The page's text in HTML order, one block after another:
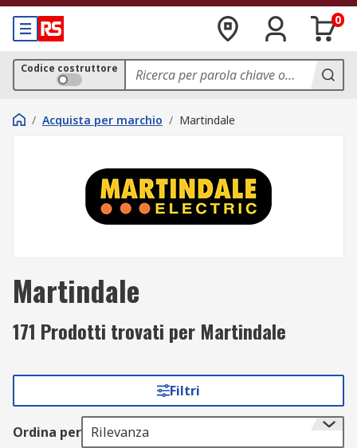
0
Codice costruttore
/ Acquista per marchio / Martindale
Martindale
171 Prodotti trovati per Martindale
Filtri
Ordina per Rilevanza